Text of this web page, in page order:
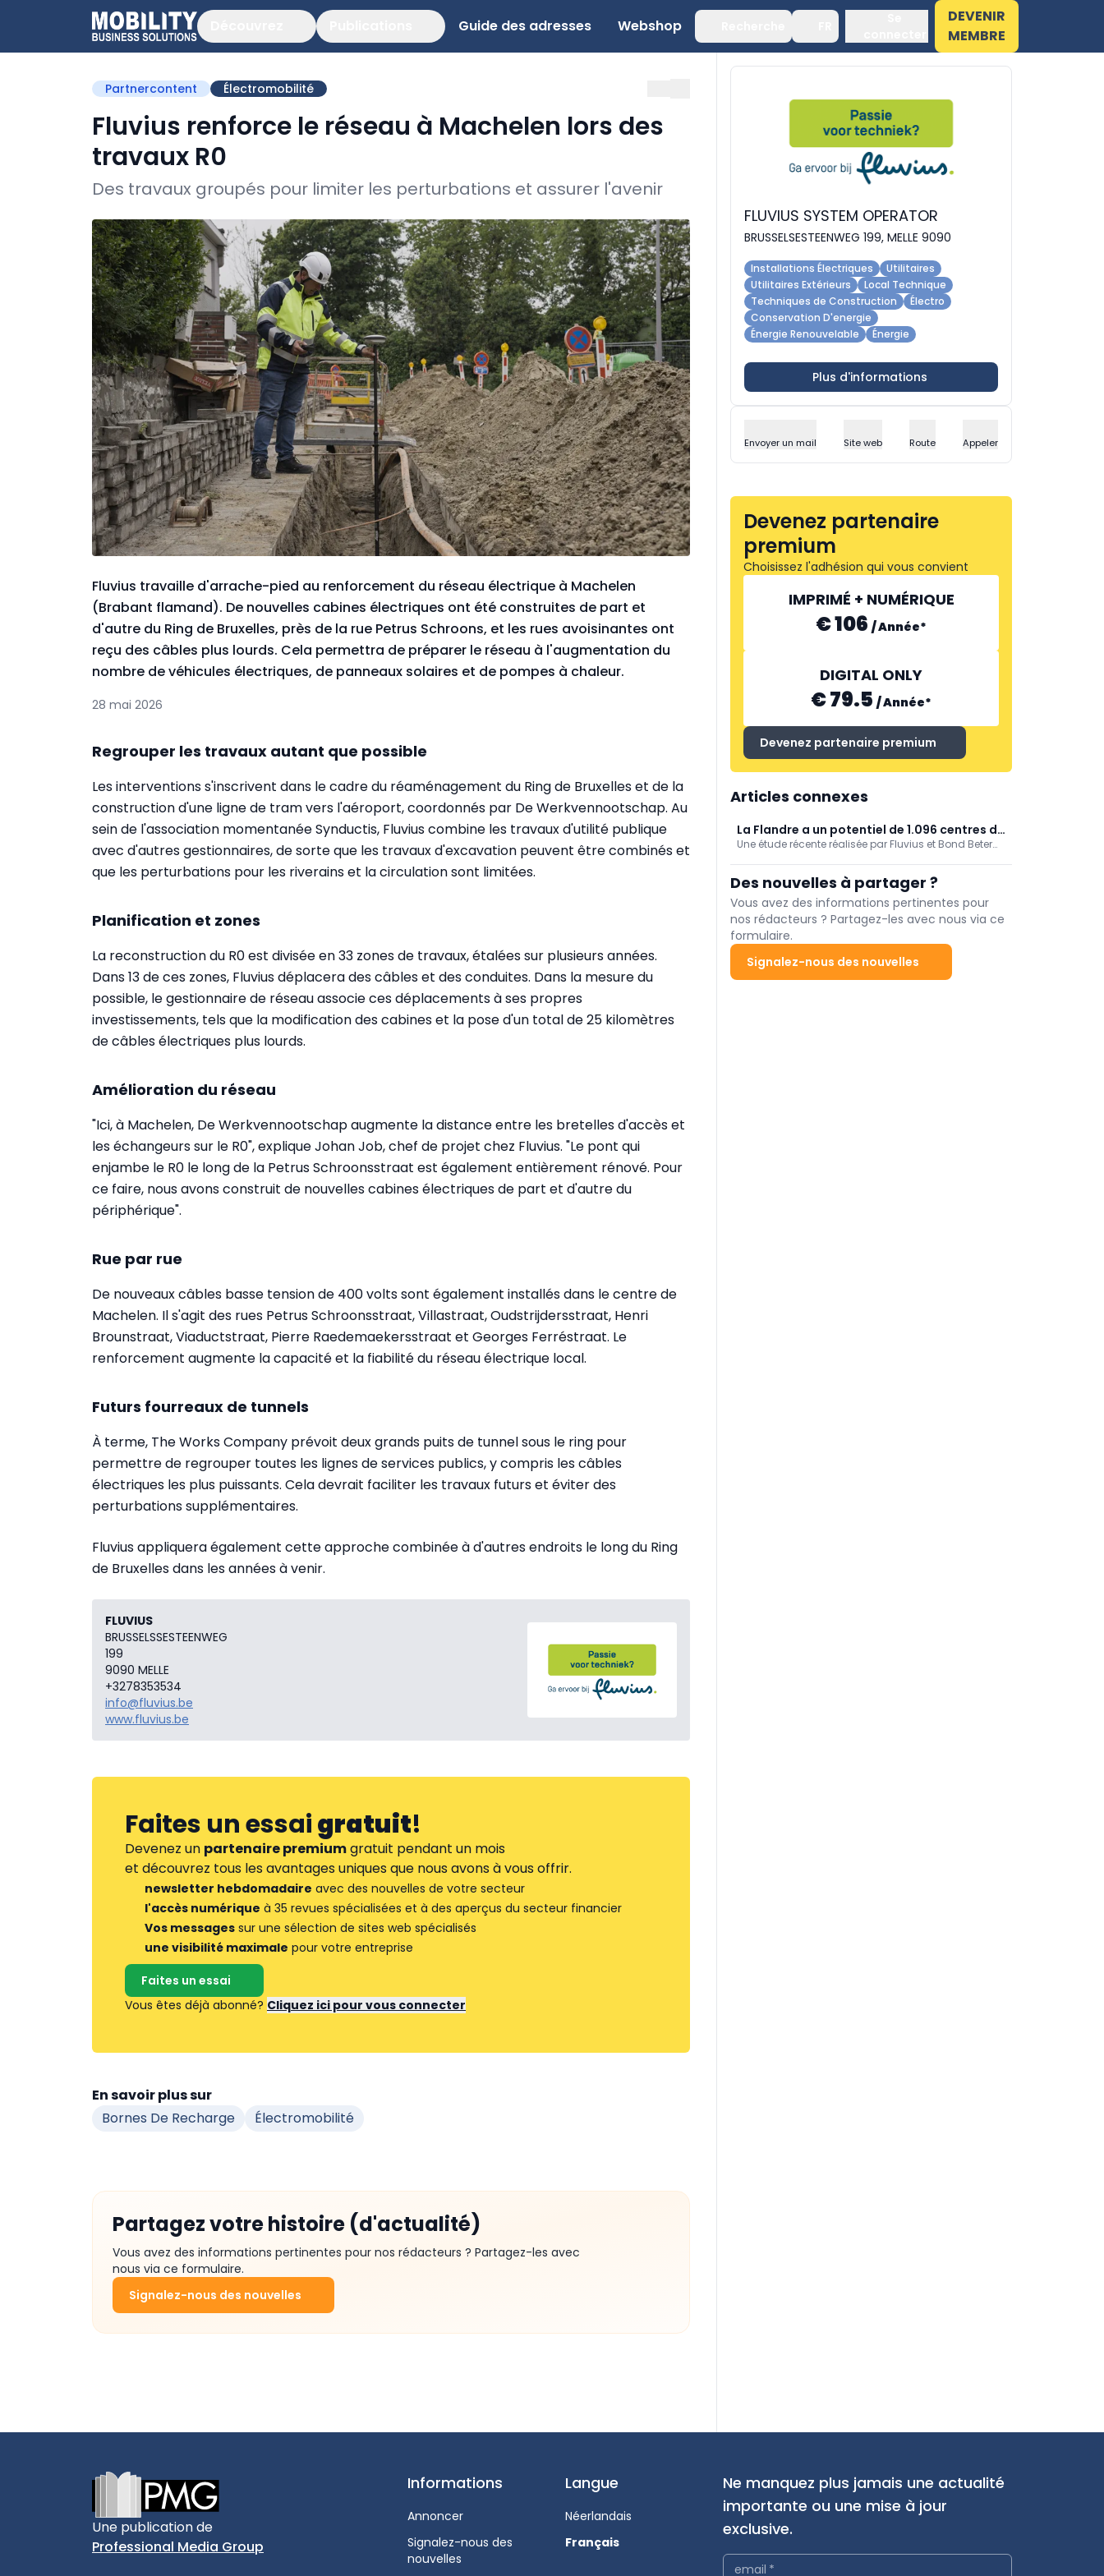
Guide des adresses Webshop
DEVENIR
MEMBRE
Partnercontent Électromobilité
Fluvius renforce le réseau à Machelen lors des
travaux R0
Des travaux groupés pour limiter les perturbations et assurer l'avenir
Fluvius travaille d'arrache-pied au renforcement du réseau électrique à Machelen
(Brabant flamand). De nouvelles cabines électriques ont été construites de part et
d'autre du Ring de Bruxelles, près de la rue Petrus Schroons, et les rues avoisinantes ont
reçu des câbles plus lourds. Cela permettra de préparer le réseau à l'augmentation du
nombre de véhicules électriques, de panneaux solaires et de pompes à chaleur.
28 mai 2026
Regrouper les travaux autant que possible
Les interventions s'inscrivent dans le cadre du réaménagement du Ring de Bruxelles et de la
construction d'une ligne de tram vers l'aéroport, coordonnés par De Werkvennootschap. Au
sein de l'association momentanée Synductis, Fluvius combine les travaux d'utilité publique
avec d'autres gestionnaires, de sorte que les travaux d'excavation peuvent être combinés et
que les perturbations pour les riverains et la circulation sont limitées.
Planification et zones
La reconstruction du R0 est divisée en 33 zones de travaux, étalées sur plusieurs années.
Dans 13 de ces zones, Fluvius déplacera des câbles et des conduites. Dans la mesure du
possible, le gestionnaire de réseau associe ces déplacements à ses propres
investissements, tels que la modification des cabines et la pose d'un total de 25 kilomètres
de câbles électriques plus lourds.
Amélioration du réseau
"Ici, à Machelen, De Werkvennootschap augmente la distance entre les bretelles d'accès et
les échangeurs sur le R0", explique Johan Job, chef de projet chez Fluvius. "Le pont qui
enjambe le R0 le long de la Petrus Schroonsstraat est également entièrement rénové. Pour
ce faire, nous avons construit de nouvelles cabines électriques de part et d'autre du
périphérique".
Rue par rue
De nouveaux câbles basse tension de 400 volts sont également installés dans le centre de
Machelen. Il s'agit des rues Petrus Schroonsstraat, Villastraat, Oudstrijdersstraat, Henri
Brounstraat, Viaductstraat, Pierre Raedemaekersstraat et Georges Ferréstraat. Le
renforcement augmente la capacité et la fiabilité du réseau électrique local.
Futurs fourreaux de tunnels
À terme, The Works Company prévoit deux grands puits de tunnel sous le ring pour
permettre de regrouper toutes les lignes de services publics, y compris les câbles
électriques les plus puissants. Cela devrait faciliter les travaux futurs et éviter des
perturbations supplémentaires.
Fluvius appliquera également cette approche combinée à d'autres endroits le long du Ring
de Bruxelles dans les années à venir.
FLUVIUS
BRUSSELSSESTEENWEG
199
9090 MELLE
+3278353534
info@fluvius.be
www.fluvius.be
Faites un essaigratuit!
Devenez un partenaire premiumgratuit pendant un mois
et découvrez tous les avantages uniques que nous avons à vous offrir.
newsletter hebdomadaire avec des nouvelles de votre secteur
l'accès numérique à 35 revues spécialisées et à des aperçus du secteur financier
Vos messages sur une sélection de sites web spécialisés
une visibilité maximale pour votre entreprise
Faites un essai
Vous êtes déjà abonné? Cliquez ici pour vous connecter
En savoir plus sur
Bornes De Recharge
Électromobilité
Partagez votre histoire (d'actualité)
Vous avez des informations pertinentes pour nos rédacteurs ? Partagez-les avec
nous via ce formulaire.
Signalez-nous des nouvelles
FLUVIUS SYSTEM OPERATOR
BRUSSELSESTEENWEG 199, MELLE 9090
Installations Électriques
Utilitaires
Utilitaires Extérieurs
Local Technique
Techniques de Construction
Électro
Conservation D'energie
Énergie Renouvelable
Énergie
Plus d'informations
Envoyer un mail Site web Route Appeler
Devenez partenaire
premium
Choisissez l'adhésion qui vous convient
IMPRIMÉ + NUMÉRIQUE
€ 106 /Année*
DIGITAL ONLY
€ 79.5 /Année*
Devenez partenaire premium
Articles connexes
La Flandre a un potentiel de 1.096 centres de
recharge intelligents d'ici 2030
Une étude récente réalisée par Fluvius et Bond Beter
intelligents en Flandre. D'ici 2030, la Flandre pourrait
réaliser jusqu'à 1.096 centres de charge publics,
représentant 6.600 points de charge.
Des nouvelles à partager ?
Vous avez des informations pertinentes pour
nos rédacteurs ? Partagez-les avec nous via ce
formulaire.
Signalez-nous des nouvelles
Une publication de
Professional Media Group
Informations
Annoncer
Signalez-nous des
nouvelles
Langue
Néerlandais
Français
Ne manquez plus jamais une actualité
importante ou une mise à jour
exclusive.
email *